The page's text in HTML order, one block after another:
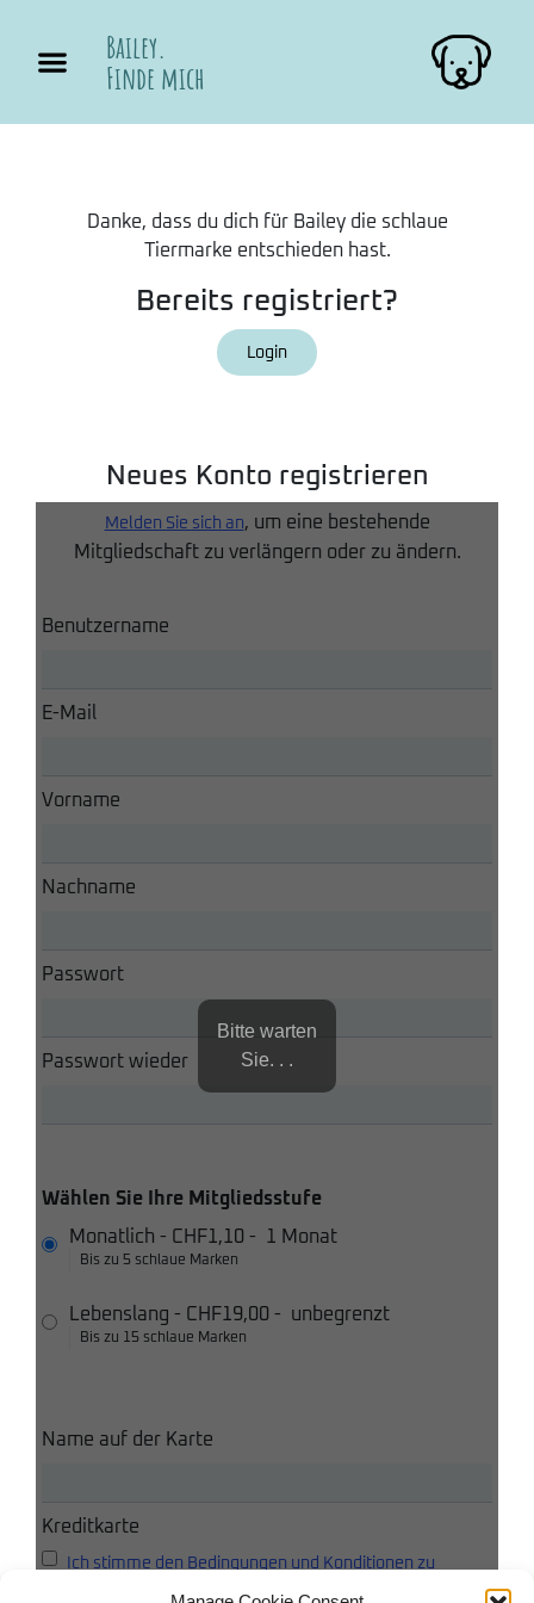
Bailey.
Finde mich
Danke, dass du dich für Bailey die schlaue
Tiermarke entschieden hast.
Bereits registriert?
Login
Neues Konto registrieren
Melden Sie sich an, um eine bestehende
Mitgliedschaft zu verlängern oder zu ändern.
Benutzername
E-Mail
Vorname
Nachname
Passwort
Passwort wieder
Wählen Sie Ihre Mitgliedsstufe
Monatlich - CHF1,10 - 1 Monat
Bis zu 5 schlaue Marken
Lebenslang - CHF19,00 - unbegrenzt
Bis zu 15 schlaue Marken
Name auf der Karte
Kreditkarte
Ich stimme den Bedingungen und Konditionen zu
Bitte warten
Sie. . .